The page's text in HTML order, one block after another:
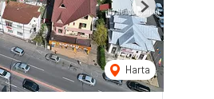
Harta
Next